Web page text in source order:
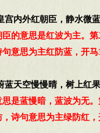
宫内外红朝臣，静水微
的意思是红波为主。
意思为主红防蓝，开马
蓝天空慢慢晴，树上红
是蓝慢暗，蓝波为无
诗句意思为主绿防红，